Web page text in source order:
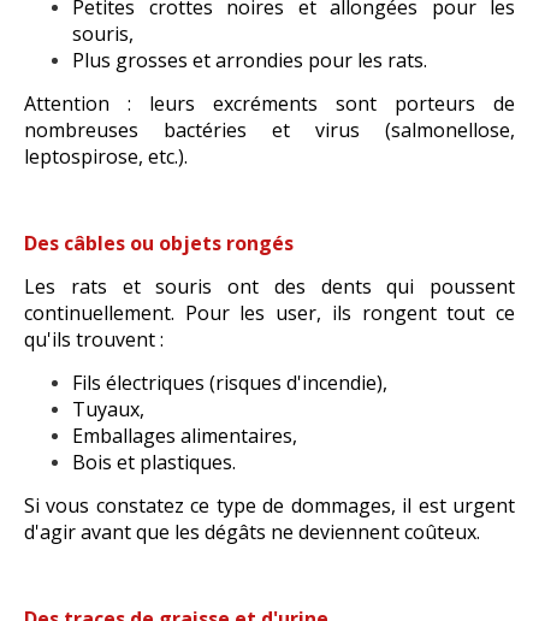
Petites crottes noires et allongées pour les
souris,
Plus grosses et arrondies pour les rats.
Attention : leurs excréments sont porteurs de
nombreuses bactéries et virus (salmonellose,
leptospirose, etc.).
Des câbles ou objets rongés
Les rats et souris ont des dents qui poussent
continuellement. Pour les user, ils rongent tout ce
qu'ils trouvent :
Fils électriques (risques d'incendie),
Tuyaux,
Emballages alimentaires,
Bois et plastiques.
Si vous constatez ce type de dommages, il est urgent
d'agir avant que les dégâts ne deviennent coûteux.